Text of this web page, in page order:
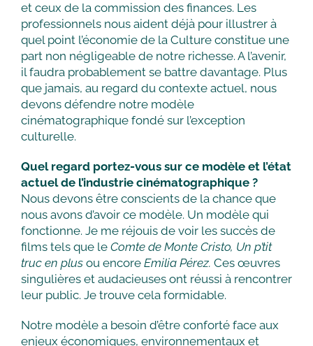
et ceux de la commission des finances. Les
professionnels nous aident déjà pour illustrer à
quel point l’économie de la Culture constitue une
part non négligeable de notre richesse. A l’avenir,
il faudra probablement se battre davantage. Plus
que jamais, au regard du contexte actuel, nous
devons défendre notre modèle
cinématographique fondé sur l’exception
culturelle.
Quel regard portez-vous sur ce modèle et l’état
actuel de l’industrie cinématographique ?
Nous devons être conscients de la chance que
nous avons d’avoir ce modèle. Un modèle qui
fonctionne. Je me réjouis de voir les succès de
films tels que le Comte de Monte Cristo, Un p’tit
truc en plusou encore Emilia Pérez. Ces œuvres
singulières et audacieuses ont réussi à rencontrer
leur public. Je trouve cela formidable.
Notre modèle a besoin d’être conforté face aux
enjeux économiques, environnementaux et